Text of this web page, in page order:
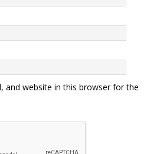
and website in this browser for the